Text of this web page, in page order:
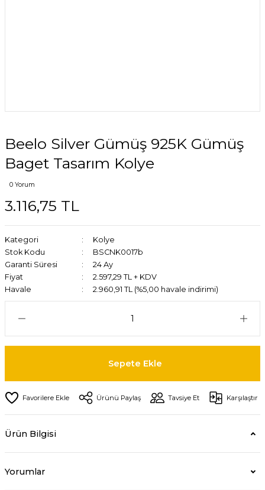
Beelo Silver Gümüş 925K Gümüş
Baget Tasarım Kolye
0 Yorum
3.116,75 TL
Kategori
Kolye
Stok Kodu
BSCNK0017b
Garanti Süresi
24 Ay
Fiyat
2.597,29 TL + KDV
Havale
2.960,91 TL (%5,00 havale indirimi)
Sepete Ekle
Ürünü Paylaş Tavsiye Et Karşılaştır
Ürün Bilgisi
Yorumlar